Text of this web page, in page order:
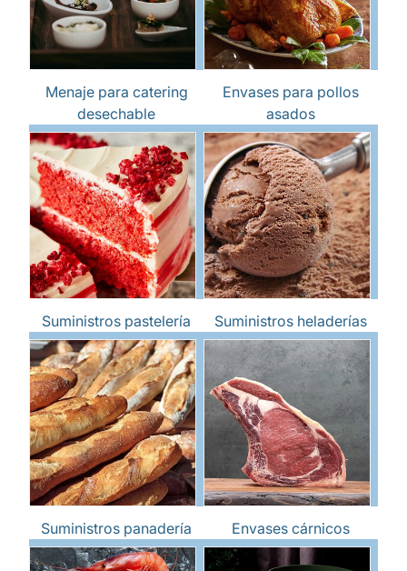
Menaje para catering
desechable
Envases para pollos
asados
Suministros pastelería Suministros heladerías
Suministros panadería Envases cárnicos